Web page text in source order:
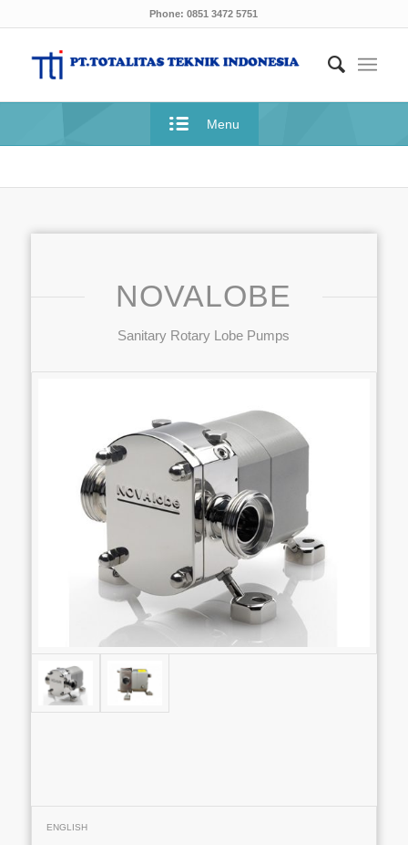
Phone: 0851 3472 5751
Menu
NOVALOBE
Sanitary Rotary Lobe Pumps
ENGLISH